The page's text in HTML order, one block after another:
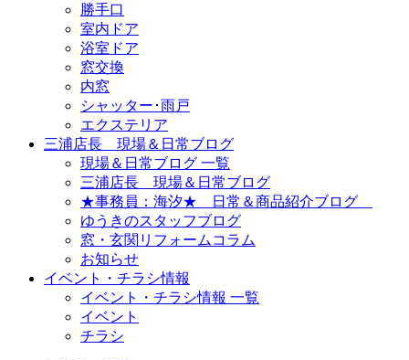
勝手口
室内ドア
浴室ドア
窓交換
内窓
シャッター･雨戸
エクステリア
三浦店長 現場＆日常ブログ
現場＆日常ブログ 一覧
三浦店長 現場＆日常ブログ
★事務員：海汐★ 日常＆商品紹介ブログ
ゆうきのスタッフブログ
窓・玄関リフォームコラム
お知らせ
イベント・チラシ情報
イベント・チラシ情報 一覧
イベント
チラシ